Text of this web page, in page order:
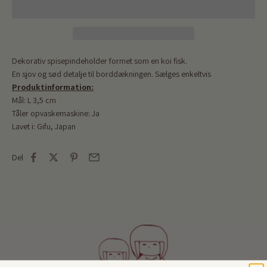
Dekorativ spisepindeholder formet som en koi fisk.
En sjov og sød detalje til borddækningen. Sælges enkeltvis
Produktinformation:
Mål: L 3,5 cm
Tåler opvaskemaskine: Ja
Lavet i: Gifu, Japan
Del